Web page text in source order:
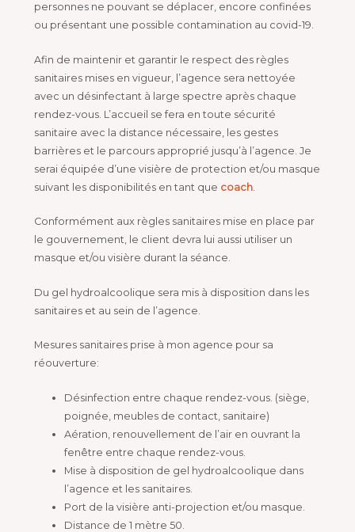
personnes ne pouvant se déplacer, encore confinées
ou présentant une possible contamination au covid-19.
Afin de maintenir et garantir le respect des règles
sanitaires mises en vigueur, l’agence sera nettoyée
avec un désinfectant à large spectre après chaque
rendez-vous. L’accueil se fera en toute sécurité
sanitaire avec la distance nécessaire, les gestes
barrières et le parcours approprié jusqu’à l’agence. Je
serai équipée d’une visière de protection et/ou masque
suivant les disponibilités en tant que coach.
Conformément aux règles sanitaires mise en place par
le gouvernement, le client devra lui aussi utiliser un
masque et/ou visière durant la séance.
Du gel hydroalcoolique sera mis à disposition dans les
sanitaires et au sein de l’agence.
Mesures sanitaires prise à mon agence pour sa
réouverture:
Désinfection entre chaque rendez-vous. (siège,
poignée, meubles de contact, sanitaire)
Aération, renouvellement de l’air en ouvrant la
fenêtre entre chaque rendez-vous.
Mise à disposition de gel hydroalcoolique dans
l’agence et les sanitaires.
Port de la visière anti-projection et/ou masque.
Distance de 1 mètre 50.